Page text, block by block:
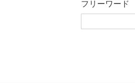
フリーワード